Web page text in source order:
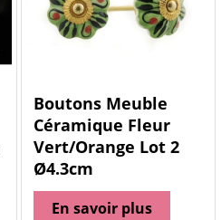
Boutons Meuble
Céramique Fleur
Vert/Orange Lot 2
Ø4.3cm
En savoir plus